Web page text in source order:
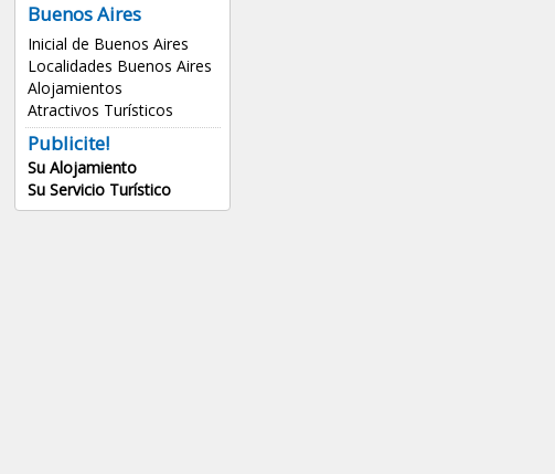
Buenos Aires
Inicial de Buenos Aires
Localidades Buenos Aires
Alojamientos
Atractivos Turísticos
Publicite!
Su Alojamiento
Su Servicio Turístico